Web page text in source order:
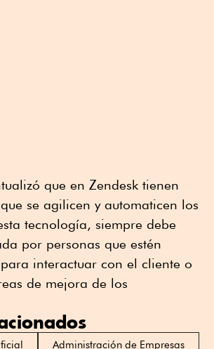
que en Zendesk tienen
se agilicen y automaticen los
tecnología, siempre debe
por personas que estén
interactuar con el cliente o
de mejora de los
Administración de Empresas